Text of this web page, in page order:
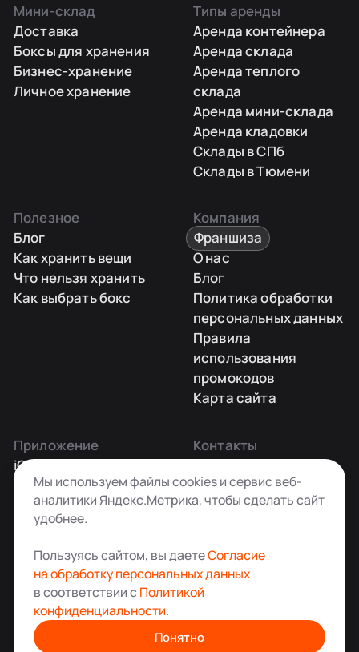
Мини-склад
Доставка
Боксы для хранения
Бизнес-хранение
Личное хранение
Типы аренды
Аренда контейнера
Аренда склада
Аренда теплого
склада
Аренда мини-склада
Аренда кладовки
Склады в СПб
Склады в Тюмени
Полезное
Блог
Как хранить вещи
Что нельзя хранить
Как выбрать бокс
Компания
Франшиза
О нас
Блог
Политика обработки
персональных данных
Правила
использования
промокодов
Карта сайта
Приложение
iOS
Android
Контакты
Заказать звонок
+7 495 181-55-45
info@kladovkin.ru
Аренда склада для хранения вещей в Москве
© ООО «Кладовкин» 2026. Все права защищены
Мы используем файлы cookies и сервис веб-
аналитики Яндекс.Метрика, чтобы сделать сайт
удобнее.
Пользуясь сайтом, вы даетеСогласие
на обработку персональных данных
в соответствии с Политикой
конфиденциальности.
Понятно